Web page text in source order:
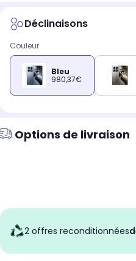
Déclinaisons
Couleur
Bleu
980,37€
Options de livraison
2 offres reconditionnées